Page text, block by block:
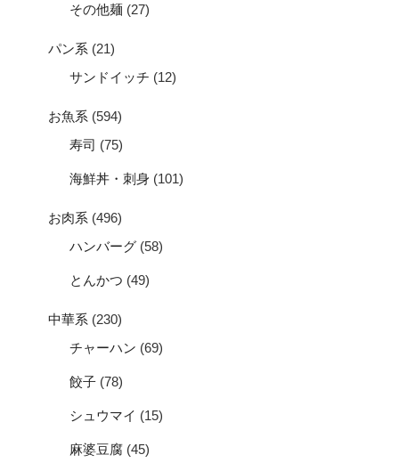
その他麺 (27)
パン系 (21)
サンドイッチ (12)
お魚系 (594)
寿司 (75)
海鮮丼・刺身 (101)
お肉系 (496)
ハンバーグ (58)
とんかつ (49)
中華系 (230)
チャーハン (69)
餃子 (78)
シュウマイ (15)
麻婆豆腐 (45)